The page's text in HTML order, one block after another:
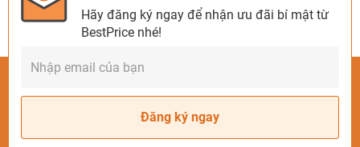
Hãy đăng ký ngay để nhận ưu đãi bí mật từ
BestPrice nhé!
Đăng ký ngay